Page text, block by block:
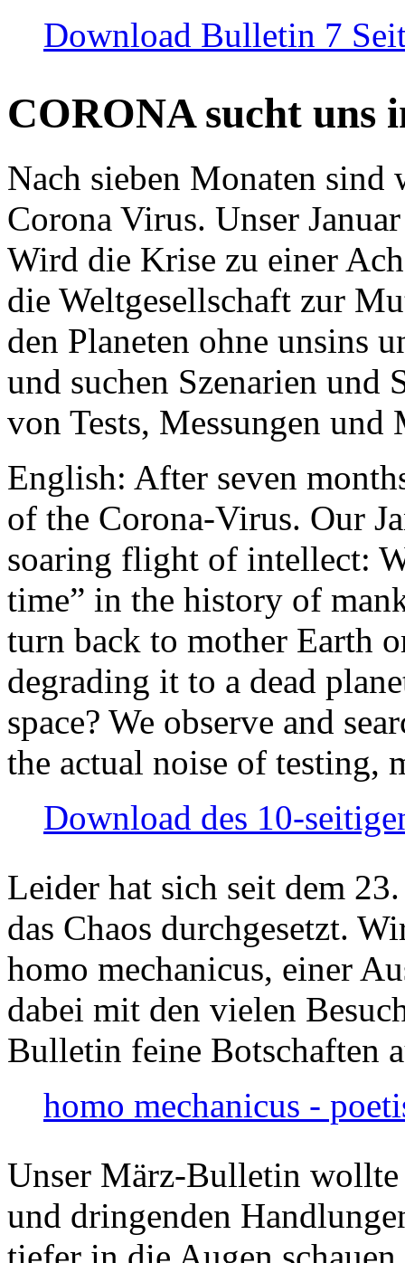
Download Bulletin 7
CORONA sucht uns
Nach sieben Monaten
Corona Virus. Unser
Wird die Krise zu einer
die Weltgesellschaft zur
den Planeten ohne unsins
und suchen Szenarien und
von Tests, Messungen und
English: After seven
of the Corona-Virus. Our
soaring flight of intellect:
time” in the history of
turn back to mother Earth
degrading it to a dead
space? We observe and
the actual noise of testing,
Download des 10-
Leider hat sich seit dem
das Chaos durchgesetzt.
homo mechanicus, einer
dabei mit den vielen
Bulletin feine Botschaften
homo mechanicus -
Unser März-Bulletin
und dringenden